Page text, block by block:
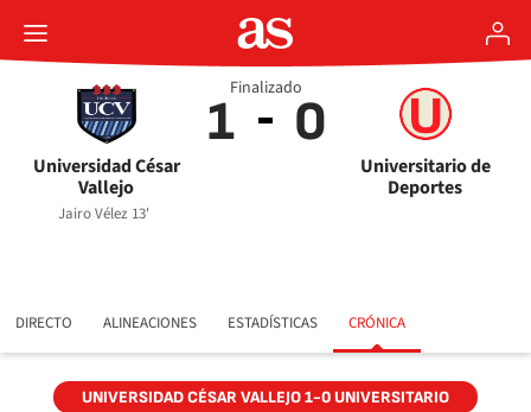
Universidad César
Vallejo
1
Jairo Vélez 13'
Universitario de
Deportes
0
Finalizado
DIRECTO ALINEACIONES ESTADÍSTICAS CRÓNICA
UNIVERSIDAD CÉSAR VALLEJO 1-0 UNIVERSITARIO